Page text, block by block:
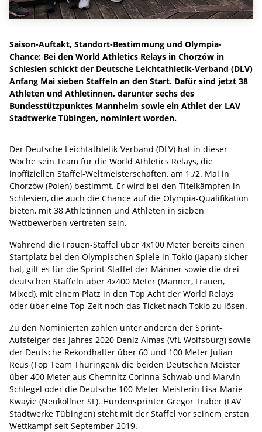
Saison-Auftakt, Standort-Bestimmung und Olympia-
Chance: Bei den World Athletics Relays in Chorzów in
Schlesien schickt der Deutsche Leichtathletik-Verband (DLV)
Anfang Mai sieben Staffeln an den Start. Dafür sind jetzt 38
Athleten und Athletinnen, darunter sechs des
Bundesstützpunktes Mannheim sowie ein Athlet der LAV
Stadtwerke Tübingen, nominiert worden.
Der Deutsche Leichtathletik-Verband (DLV) hat in dieser
Woche sein Team für die World Athletics Relays, die
inoffiziellen Staffel-Weltmeisterschaften, am 1./2. Mai in
Chorzów (Polen) bestimmt. Er wird bei den Titelkämpfen in
Schlesien, die auch die Chance auf die Olympia-Qualifikation
bieten, mit 38 Athletinnen und Athleten in sieben
Wettbewerben vertreten sein.
Während die Frauen-Staffel über 4x100 Meter bereits einen
Startplatz bei den Olympischen Spiele in Tokio (Japan) sicher
hat, gilt es für die Sprint-Staffel der Männer sowie die drei
deutschen Staffeln über 4x400 Meter (Männer, Frauen,
Mixed), mit einem Platz in den Top Acht der World Relays
oder über eine Top-Zeit noch das Ticket nach Tokio zu lösen.
Zu den Nominierten zählen unter anderen der Sprint-
Aufsteiger des Jahres 2020 Deniz Almas (VfL Wolfsburg) sowie
der Deutsche Rekordhalter über 60 und 100 Meter Julian
Reus (Top Team Thüringen), die beiden Deutschen Meister
über 400 Meter aus Chemnitz Corinna Schwab und Marvin
Schlegel oder die Deutsche 100-Meter-Meisterin Lisa-Marie
Kwayie (Neuköllner SF). Hürdensprinter Gregor Traber (LAV
Stadtwerke Tübingen) steht mit der Staffel vor seinem ersten
Wettkampf seit September 2019.